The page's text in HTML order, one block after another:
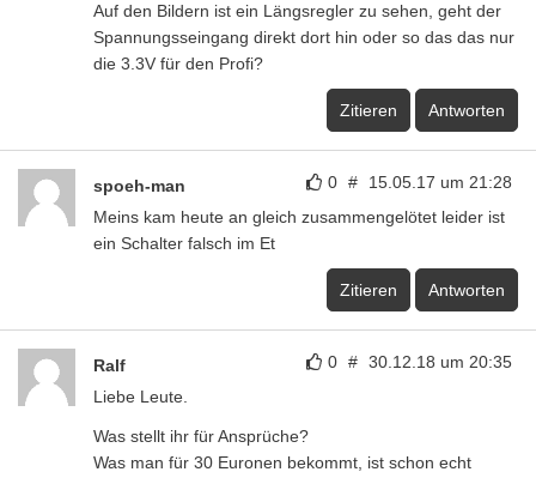
Auf den Bildern ist ein Längsregler zu sehen, geht der
Spannungsseingang direkt dort hin oder so das das nur
die 3.3V für den Profi?
Zitieren Antworten
0 # 15.05.17 um 21:28
spoeh-man
Meins kam heute an gleich zusammengelötet leider ist
ein Schalter falsch im Et
Zitieren Antworten
0 # 30.12.18 um 20:35
Ralf
Liebe Leute.
Was stellt ihr für Ansprüche?
Was man für 30 Euronen bekommt, ist schon echt